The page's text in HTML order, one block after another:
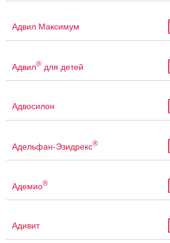
Адвил Максимум
Адвил® для детей
Адвосилон
Адельфан-Эзидрекс®
Адемио®
Адивит